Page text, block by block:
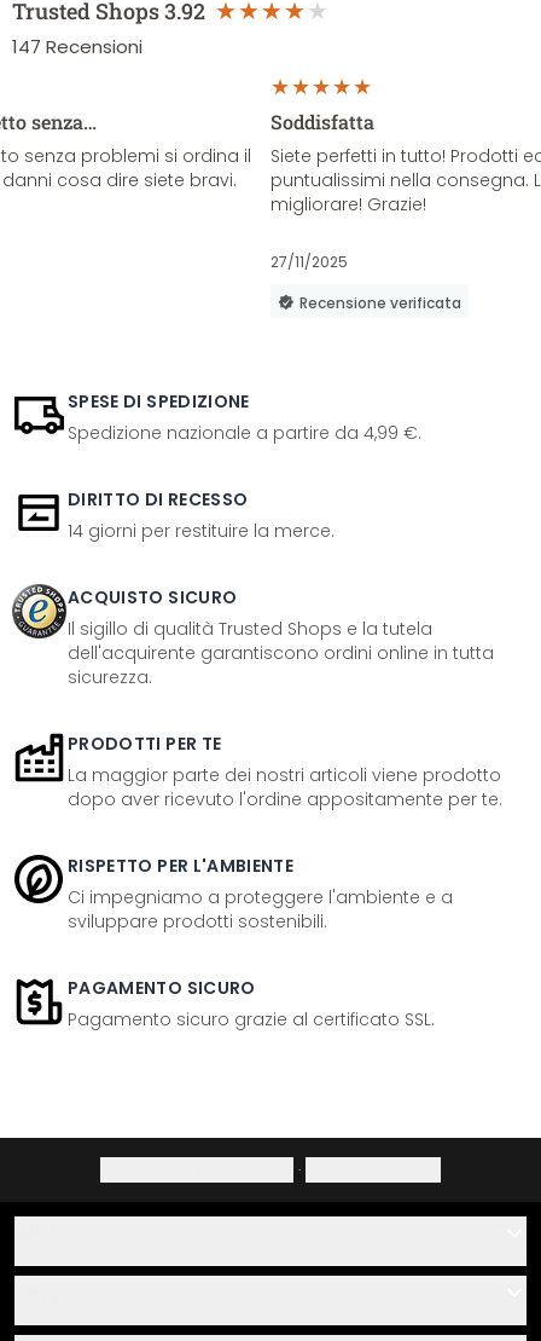
Trusted Shops3.92
147 Recensioni
senza…
senza problemi si ordina il
cosa dire siete bravi.
Soddisfatta
Siete perfetti in tutto! Prodotti
puntualissimi nella consegna.
migliorare! Grazie!
27/11/2025
Recensione verificata
SPESE DI SPEDIZIONE
Spedizione nazionale a partire da 4,99 €.
DIRITTO DI RECESSO
14 giorni per restituire la merce.
ACQUISTO SICURO
Il sigillo di qualità Trusted Shops e la tutela
dell'acquirente garantiscono ordini online in tutta
sicurezza.
PRODOTTI PER TE
La maggior parte dei nostri articoli viene prodotto
dopo aver ricevuto l'ordine appositamente per te.
RISPETTO PER L'AMBIENTE
Ci impegniamo a proteggere l'ambiente e a
sviluppare prodotti sostenibili.
PAGAMENTO SICURO
Pagamento sicuro grazie al certificato SSL.
·
Chi siamo